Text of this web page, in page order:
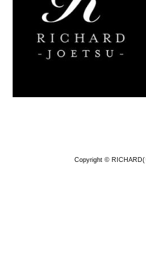
Copyright © RICHARD(